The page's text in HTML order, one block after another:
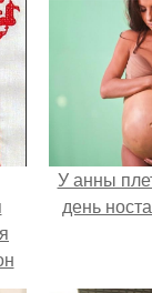
У анны
день